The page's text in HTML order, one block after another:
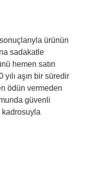
ürünün
sadakatle
hemen satın
aşın bir süredir
ödün vermeden
güvenli
kadrosuyla